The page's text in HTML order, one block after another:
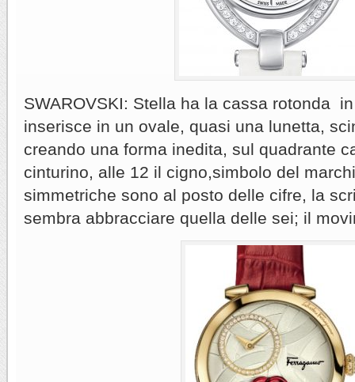
SWAROVSKI: Stella ha la cassa rotonda
inserisce in un ovale, quasi una lunetta,
creando una forma inedita, sul quadrante
cinturino, alle 12 il cigno,simbolo del
simmetriche sono al posto delle cifre, la
sembra abbracciare quella delle sei; il